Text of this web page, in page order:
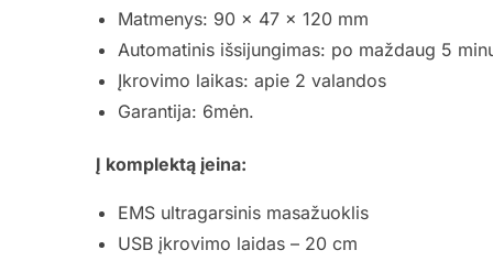
Matmenys: 90 × 47 × 120 mm
Automatinis išsijungimas: po maždaug 5
Įkrovimo laikas: apie 2 valandos
Garantija: 6mėn.
Į komplektą įeina:
EMS ultragarsinis masažuoklis
USB įkrovimo laidas – 20 cm